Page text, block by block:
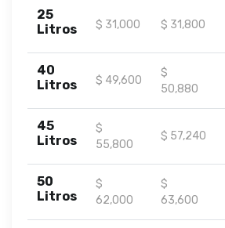
25
Litros
$ 31,000 $ 31,800
40
Litros
$ 49,600
$
50,880
45
Litros
$
55,800
$ 57,240
50
Litros
$
62,000
$
63,600